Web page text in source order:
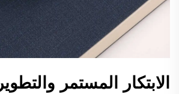
الابتكار المستمر والتطوير